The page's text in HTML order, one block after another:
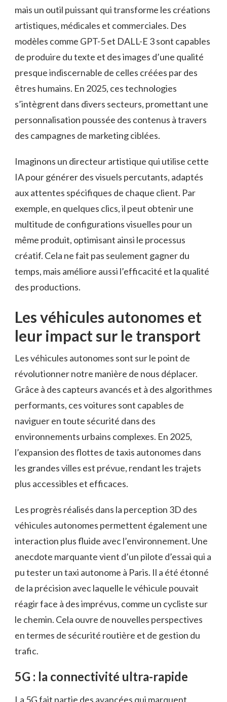
mais un outil puissant qui transforme les créations
artistiques, médicales et commerciales. Des
modèles comme GPT-5 et DALL-E 3 sont capables
de produire du texte et des images d’une qualité
presque indiscernable de celles créées par des
êtres humains. En 2025, ces technologies
s’intègrent dans divers secteurs, promettant une
personnalisation poussée des contenus à travers
des campagnes de marketing ciblées.
Imaginons un directeur artistique qui utilise cette
IA pour générer des visuels percutants, adaptés
aux attentes spécifiques de chaque client. Par
exemple, en quelques clics, il peut obtenir une
multitude de configurations visuelles pour un
même produit, optimisant ainsi le processus
créatif. Cela ne fait pas seulement gagner du
temps, mais améliore aussi l’efficacité et la qualité
des productions.
Les véhicules autonomes et
leur impact sur le transport
Les véhicules autonomes sont sur le point de
révolutionner notre manière de nous déplacer.
Grâce à des capteurs avancés et à des algorithmes
performants, ces voitures sont capables de
naviguer en toute sécurité dans des
environnements urbains complexes. En 2025,
l’expansion des flottes de taxis autonomes dans
les grandes villes est prévue, rendant les trajets
plus accessibles et efficaces.
Les progrès réalisés dans la perception 3D des
véhicules autonomes permettent également une
interaction plus fluide avec l’environnement. Une
anecdote marquante vient d’un pilote d’essai qui a
pu tester un taxi autonome à Paris. Il a été étonné
de la précision avec laquelle le véhicule pouvait
réagir face à des imprévus, comme un cycliste sur
le chemin. Cela ouvre de nouvelles perspectives
en termes de sécurité routière et de gestion du
trafic.
5G : la connectivité ultra-rapide
La 5G fait partie des avancées qui marquent